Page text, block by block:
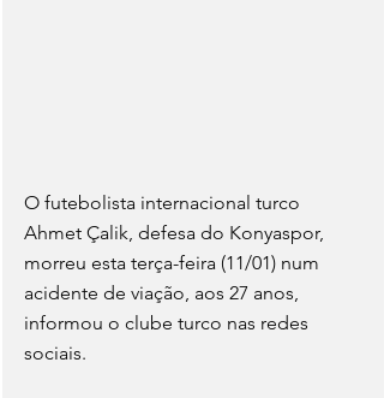
O futebolista internacional turco
Ahmet Çalik, defesa do Konyaspor,
morreu esta terça-feira (11/01) num
acidente de viação, aos 27 anos,
informou o clube turco nas redes
sociais.